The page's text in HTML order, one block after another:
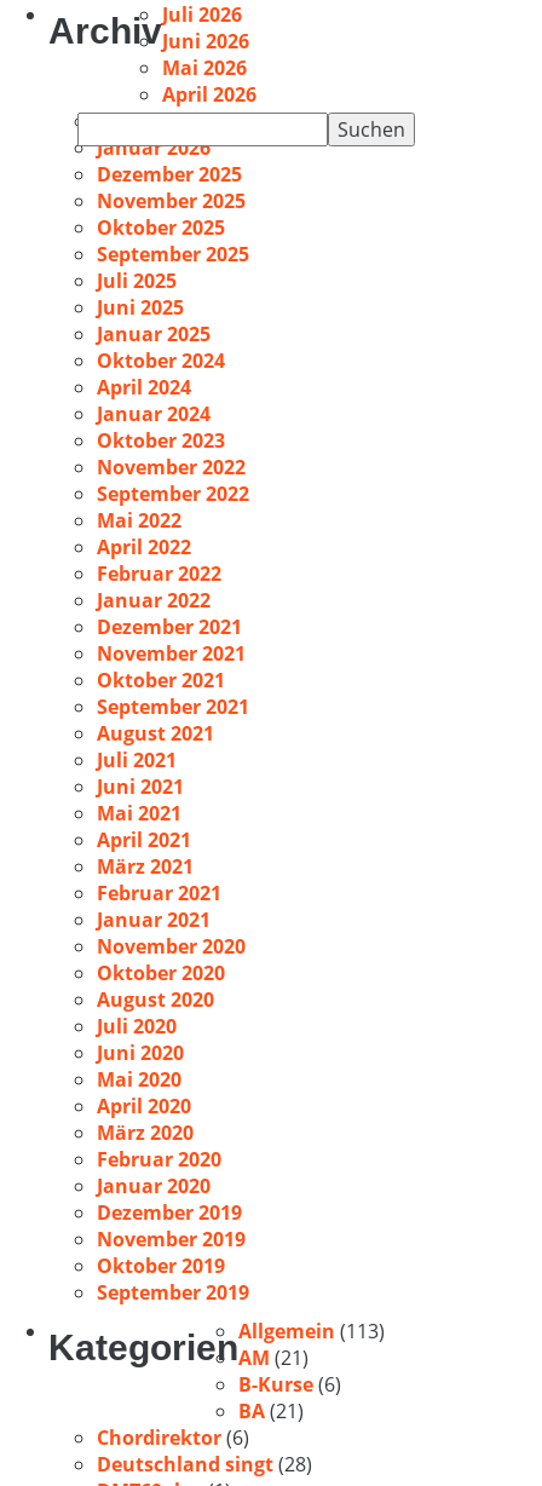
Suchen
nach:
ArchivJuli 2026
Juni 2026
Mai 2026
April 2026
Februar 2026
Januar 2026
Dezember 2025
November 2025
Oktober 2025
September 2025
Juli 2025
Juni 2025
Januar 2025
Oktober 2024
April 2024
Januar 2024
Oktober 2023
November 2022
September 2022
Mai 2022
April 2022
Februar 2022
Januar 2022
Dezember 2021
November 2021
Oktober 2021
September 2021
August 2021
Juli 2021
Juni 2021
Mai 2021
April 2021
März 2021
Februar 2021
Januar 2021
November 2020
Oktober 2020
August 2020
Juli 2020
Juni 2020
Mai 2020
April 2020
März 2020
Februar 2020
Januar 2020
Dezember 2019
November 2019
Oktober 2019
September 2019
KategorienAllgemein (113)
AM (21)
B-Kurse(6)
BA(21)
Chordirektor(6)
Deutschland singt(28)